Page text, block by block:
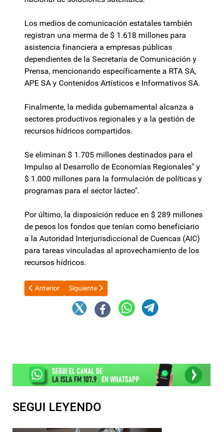
Los medios de comunicación estatales también
registran una merma de $ 1.618 millones para
asistencia financiera a empresas públicas
dependientes de la Secretaría de Comunicación y
Prensa, mencionando específicamente a RTA SA,
APE SA y Contenidos Artísticos e Informativos SA.
Finalmente, la medida gubernamental alcanza a
sectores productivos regionales y a la gestión de
recursos hídricos compartidos.
Se eliminan $ 1.705 millones destinados para el
Impulso al Desarrollo de Economías Regionales" y
$ 1.000 millones para la formulación de políticas y
programas para el sector lácteo".
Por último, la disposición reduce en $ 289 millones
de pesos los fondos que tenían como beneficiario
a la Autoridad Interjurisdiccional de Cuencas (AIC)
para tareas vinculadas al aprovechamiento de los
recursos hídricos.
Artículo anterior: El riesgo país vuelve a superar los 500
Anterior Artículo siguiente: Senado debatirá la
Siguiente
SEGUI LEYENDO